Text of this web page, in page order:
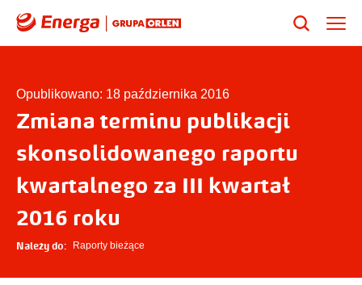
Opublikowano: 18 października 2016
Zmiana terminu publikacji
skonsolidowanego raportu
kwartalnego za III kwartał
2016 roku
Należy do: Raporty bieżące